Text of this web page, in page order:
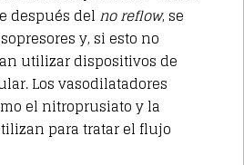
después del no reflow, se
y, si esto no
utilizar dispositivos de
Los vasodilatadores
el nitroprusiato y la
para tratar el flujo